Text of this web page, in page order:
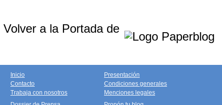
Volver a la Portada de
Inicio
Contacto
Trabaja con nosotros
Presentación
Condiciones generales
Menciones legales